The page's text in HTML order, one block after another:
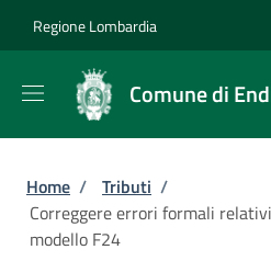
Regione Lombardia
Comune di
Briciole di pane
Home / Tributi /
Correggere errori formali
modello F24